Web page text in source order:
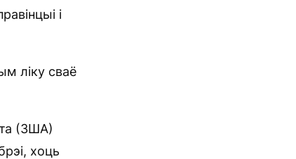
і
ліку сваё
(ЗША)
хоць